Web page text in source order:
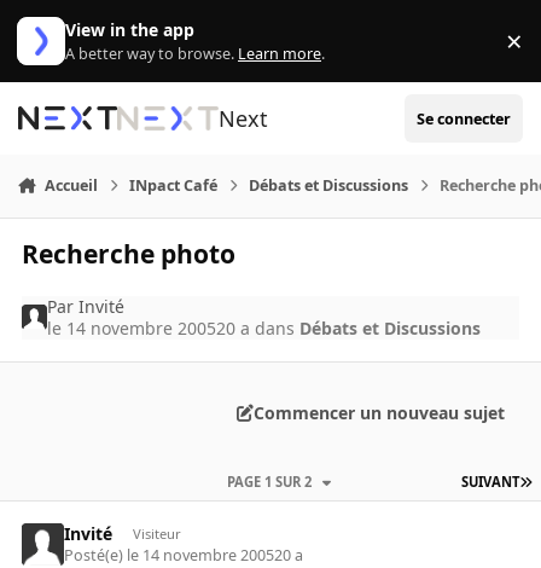
Aller au contenu
View in the app
A better way to browse. Learn more. ×
Next Se connecter
Accueil INpact Café Débats et Discussions Recherche
Recherche photo
ParInvité
le 14 novembre 200520 a dans Débats et Discussions
Commencer un nouveau sujet
SUIVANT
PAGE 1 SUR 2
Invité Visiteur
Posté(e) le 14 novembre 200520 a